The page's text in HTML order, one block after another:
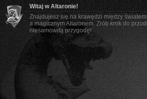
Witaj w Altaronie!
Znajdujesz się na krawędzi między
a magicznym Altaronem. Zrób krok do
niesamowitą przygodę!